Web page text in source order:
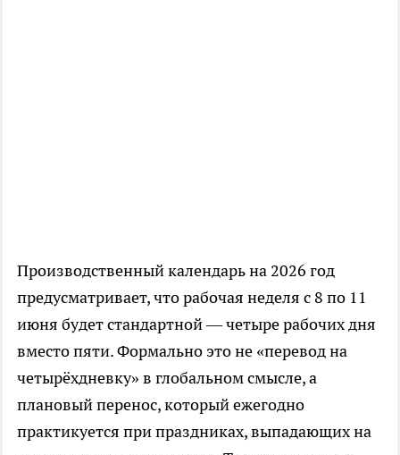
Производственный календарь на 2026 год
предусматривает, что рабочая неделя с 8 по 11
июня будет стандартной — четыре рабочих дня
вместо пяти. Формально это не «перевод на
четырёхдневку» в глобальном смысле, а
плановый перенос, который ежегодно
практикуется при праздниках, выпадающих на